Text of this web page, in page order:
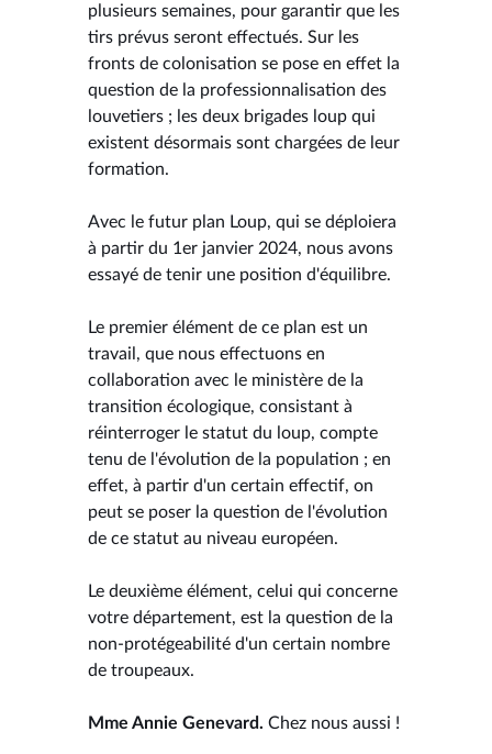
plusieurs semaines, pour garantir que les
tirs prévus seront effectués. Sur les
fronts de colonisation se pose en effet la
question de la professionnalisation des
louvetiers ; les deux brigades loup qui
existent désormais sont chargées de leur
formation.
Avec le futur plan Loup, qui se déploiera
à partir du 1er janvier 2024, nous avons
essayé de tenir une position d'équilibre.
Le premier élément de ce plan est un
travail, que nous effectuons en
collaboration avec le ministère de la
transition écologique, consistant à
réinterroger le statut du loup, compte
tenu de l'évolution de la population ; en
effet, à partir d'un certain effectif, on
peut se poser la question de l'évolution
de ce statut au niveau européen.
Le deuxième élément, celui qui concerne
votre département, est la question de la
non-protégeabilité d'un certain nombre
de troupeaux.
Mme Annie Genevard. Chez nous aussi !